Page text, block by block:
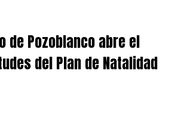
de Pozoblanco abre el
del Plan de Natalidad